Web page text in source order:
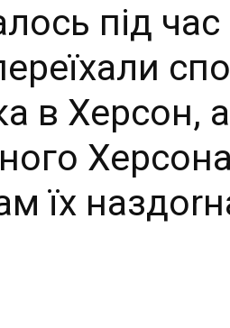
під час
в Херсон,
їх